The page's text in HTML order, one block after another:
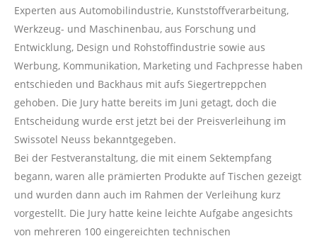
Experten aus Automobilindustrie, Kunststoffverarbeitung,
Werkzeug- und Maschinenbau, aus Forschung und
Entwicklung, Design und Rohstoffindustrie sowie aus
Werbung, Kommunikation, Marketing und Fachpresse haben
entschieden und Backhaus mit aufs Siegertreppchen
gehoben. Die Jury hatte bereits im Juni getagt, doch die
Entscheidung wurde erst jetzt bei der Preisverleihung im
Swissotel Neuss bekanntgegeben.
Bei der Festveranstaltung, die mit einem Sektempfang
begann, waren alle prämierten Produkte auf Tischen gezeigt
und wurden dann auch im Rahmen der Verleihung kurz
vorgestellt. Die Jury hatte keine leichte Aufgabe angesichts
von mehreren 100 eingereichten technischen